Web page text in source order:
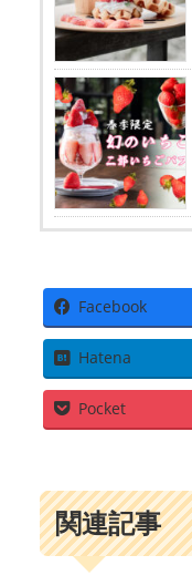
Facebook
Hatena
Pocket
関連記事